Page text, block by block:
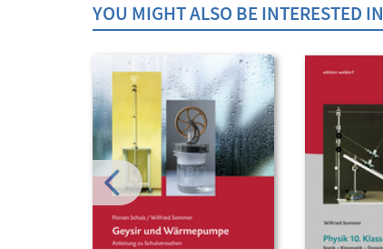
YOU MIGHT ALSO BE INTERESTED IN